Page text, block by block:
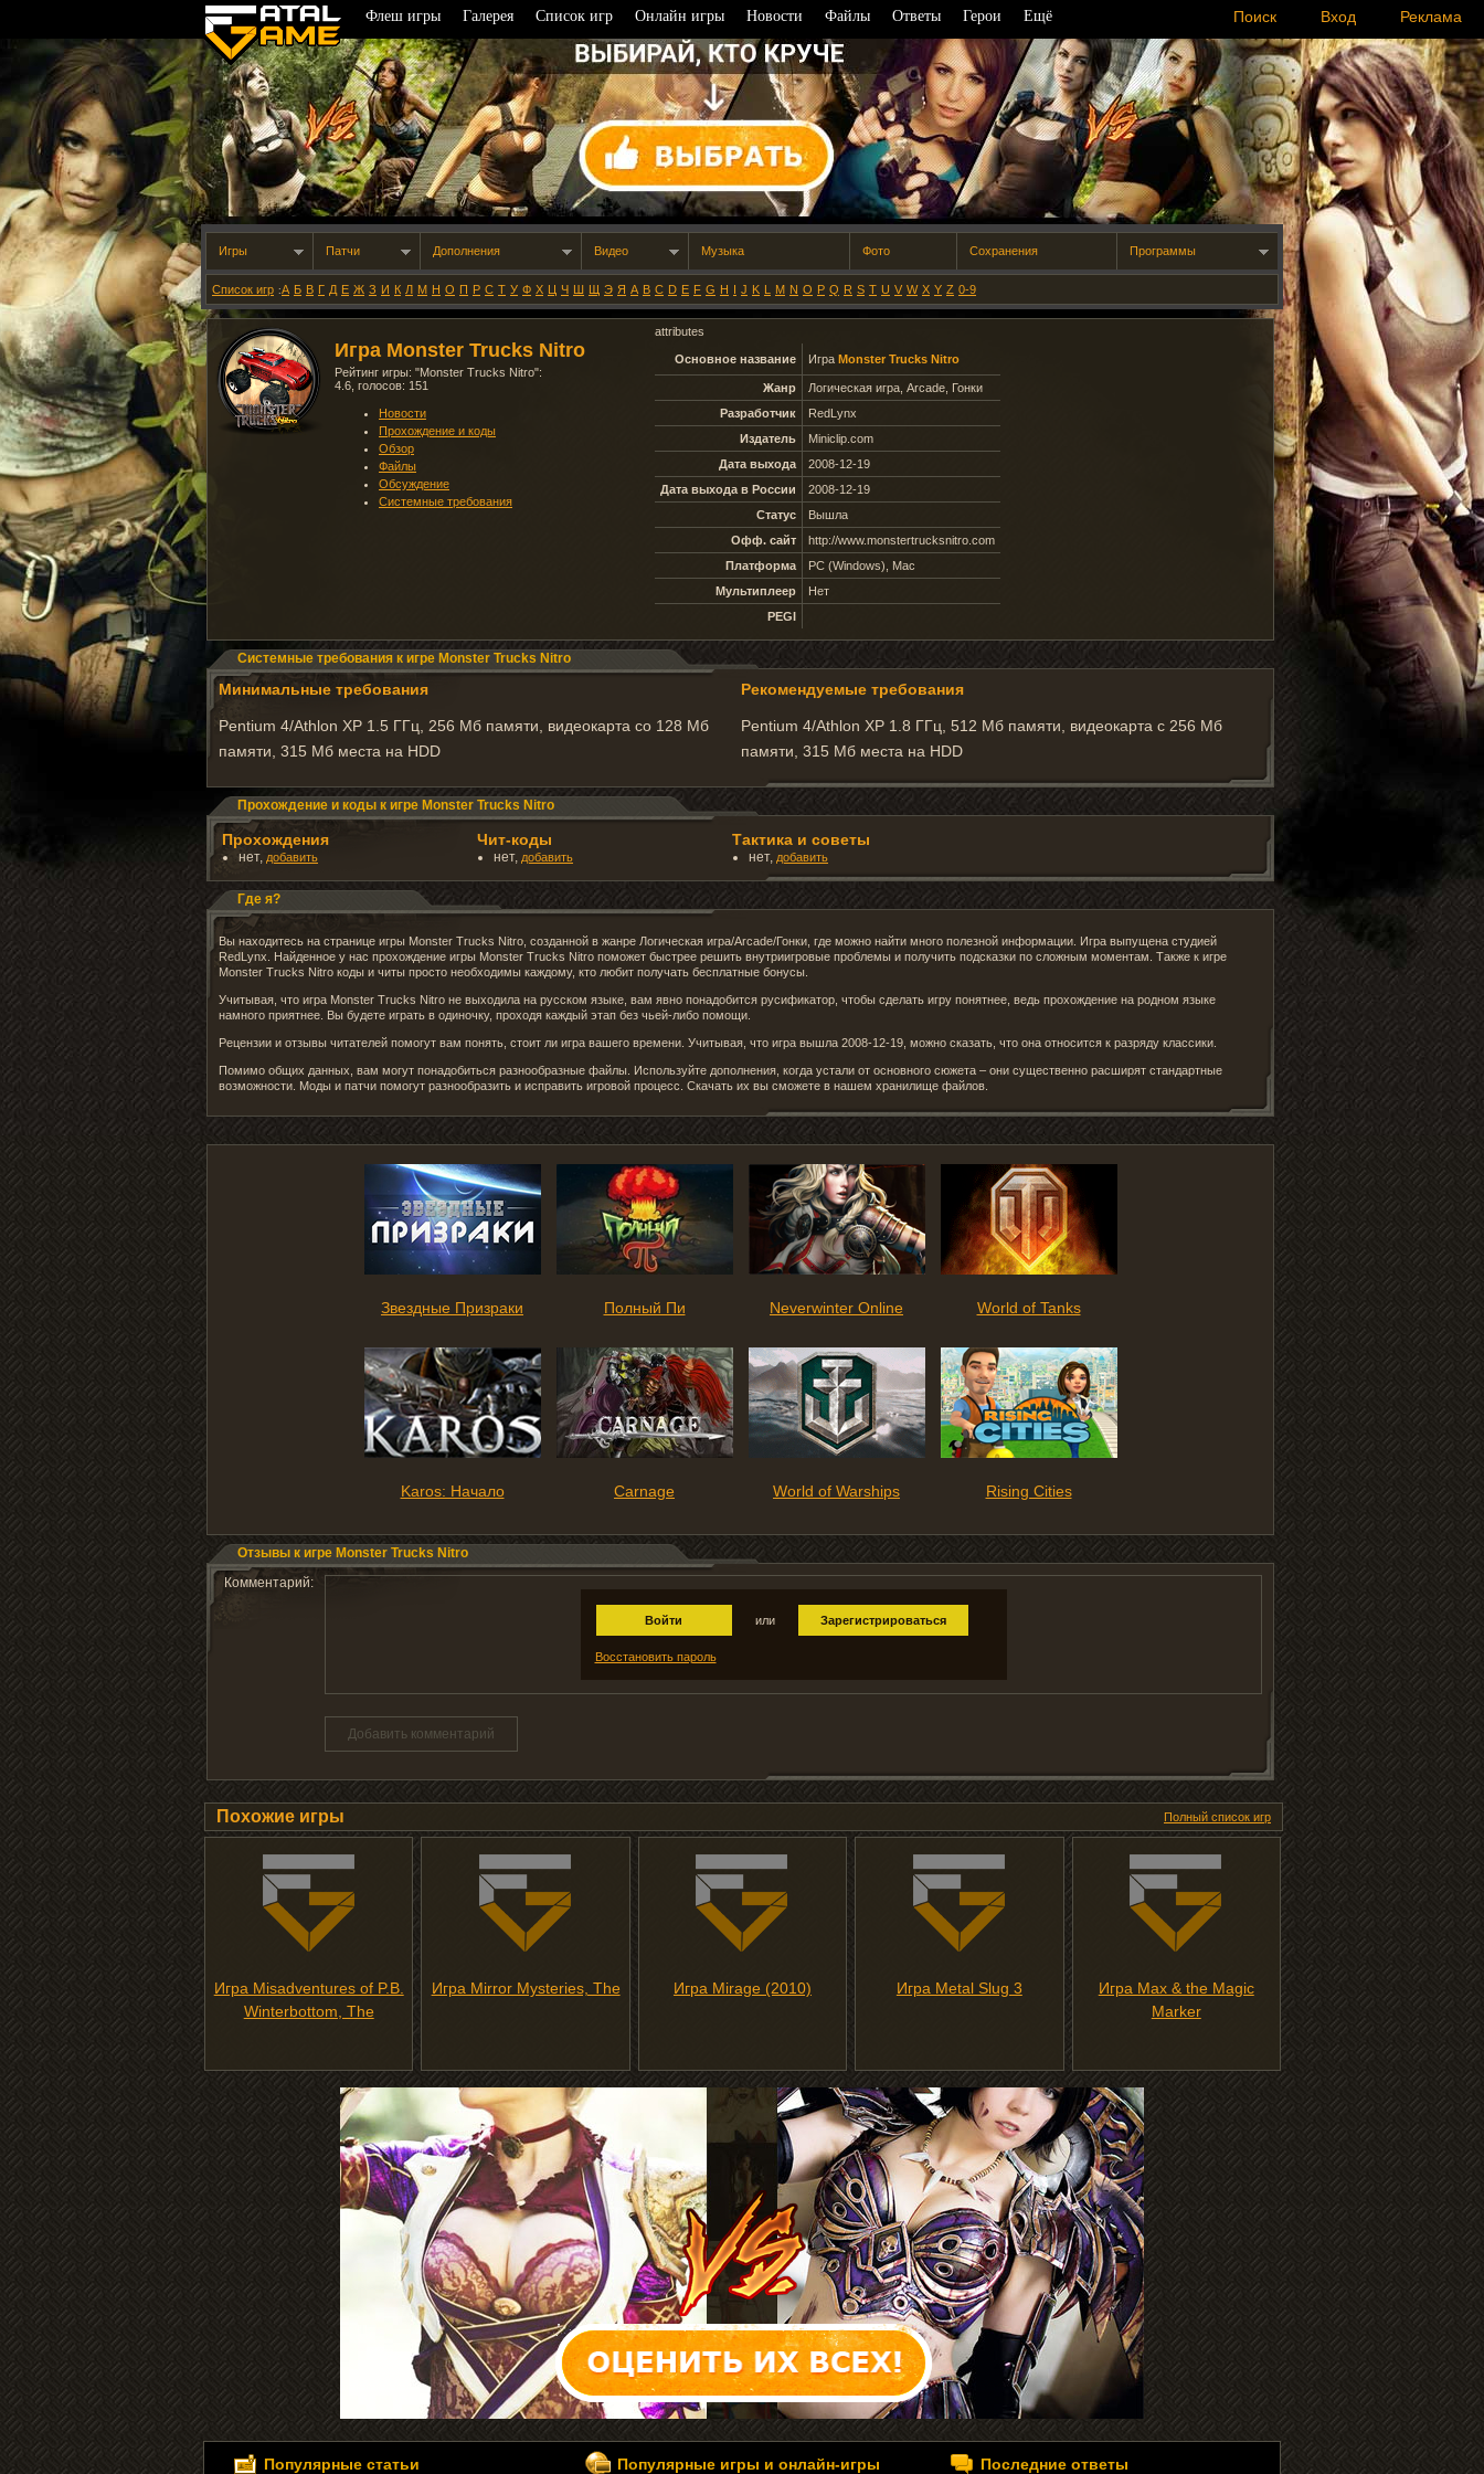
Игры Патчи Дополнения Видео Музыка Фото Сохранения Программы
Список игр :А Б В Г Д Е Ж З И К Л М Н О П Р С Т У Ф Х Ц Ч Ш Щ Э Я A B C D E F G H I J K L M N O P Q R S T U V W X Y Z 0-9
Игра Monster Trucks Nitro
Рейтинг игры: "Monster Trucks Nitro":
4.6 , голосов: 151
Новости
Прохождение и коды
Обзор
Файлы
Обсуждение
Системные требования
attributes
Основное название Игра Monster Trucks Nitro
Жанр
Логическая игра, Arcade, Гонки
Разработчик
RedLynx
Издатель
Miniclip.com
Дата выхода
2008-12-19
Дата выхода в России
2008-12-19
Статус
Вышла
Офф. сайт
http://www.monstertrucksnitro.com
Платформа
PC (Windows), Mac
Мультиплеер
Нет
PEGI
Системные требования к игре Monster Trucks Nitro
Минимальные требования
Pentium 4/Athlon XP 1.5 ГГц, 256 Мб памяти, видеокарта со 128 Мб
памяти, 315 Мб места на HDD
Рекомендуемые требования
Pentium 4/Athlon XP 1.8 ГГц, 512 Мб памяти, видеокарта с 256 Мб
памяти, 315 Мб места на HDD
Прохождение и коды к игре Monster Trucks Nitro
Прохождения
нет, добавить
Чит-коды
нет, добавить
Тактика и советы
нет, добавить
Где я?
Вы находитесь на странице игры Monster Trucks Nitro, созданной в жанре Логическая игра/Arcade/Гонки, где можно найти много полезной информации. Игра выпущена студией
RedLynx. Найденное у нас прохождение игры Monster Trucks Nitro поможет быстрее решить внутриигровые проблемы и получить подсказки по сложным моментам. Также к игре
Monster Trucks Nitro коды и читы просто необходимы каждому, кто любит получать бесплатные бонусы.
Учитывая, что игра Monster Trucks Nitro не выходила на русском языке, вам явно понадобится русификатор, чтобы сделать игру понятнее, ведь прохождение на родном языке
намного приятнее. Вы будете играть в одиночку, проходя каждый этап без чьей-либо помощи.
Рецензии и отзывы читателей помогут вам понять, стоит ли игра вашего времени. Учитывая, что игра вышла 2008-12-19, можно сказать, что она относится к разряду классики.
Помимо общих данных, вам могут понадобиться разнообразные файлы. Используйте дополнения, когда устали от основного сюжета – они существенно расширят стандартные
возможности. Моды и патчи помогут разнообразить и исправить игровой процесс. Скачать их вы сможете в нашем хранилище файлов.
Звездные Призраки Полный Пи Neverwinter Online World of Tanks
Karos: Начало Carnage World of Warships Rising Cities
Отзывы к игре Monster Trucks Nitro
Комментарий:
Войти или Зарегистрироваться
Восстановить пароль
Добавить комментарий
Похожие игры Полный список игр
Игра Misadventures of P.B.
Winterbottom, The
Игра Mirror Mysteries, The Игра Mirage (2010) Игра Metal Slug 3
Игра Max & the Magic
Marker
Популярные статьи Популярные игры и онлайн-игры Последние ответы
Флеш игры Галерея Список игр Онлайн игры Новости Файлы Ответы Герои Ещё Реклама
Вход
Поиск